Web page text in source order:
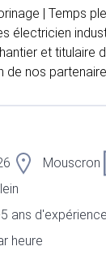
| Temps
électricien
et titulaire
de nos
au sein
Vous
base de plans
aide-électricien
Mouscron
ans
heure